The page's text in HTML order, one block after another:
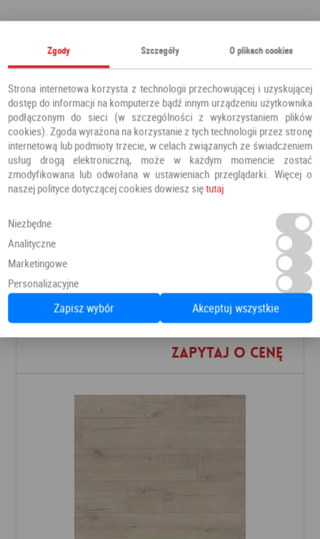
Polecamy również
Panele Podłogowe Dab Patynowy Klasyczny Szary IMU3560 AC5 12 mm
Panele podłogowe PANELE
Zapytaj o cenę
Dodaj do ulubionych
Zgody Szczegóły O plikach cookies
Strona internetowa korzysta z technologii przechowującej i uzyskującej
dostęp do informacji na komputerze bądź innym urządzeniu użytkownika
podłączonym do sieci (w szczególności z wykorzystaniem plików
cookies). Zgoda wyrażona na korzystanie z tych technologii przez stronę
internetową lub podmioty trzecie, w celach związanych ze świadczeniem
usług drogą elektroniczną, może w każdym momencie zostać
zmodyfikowana lub odwołana w ustawieniach przeglądarki. Więcej o
naszej polityce dotyczącej cookies dowiesz siętutaj
Niezbędne
Analityczne
Marketingowe
Personalizacyjne
Zapisz wybór Akceptuj wszystkie